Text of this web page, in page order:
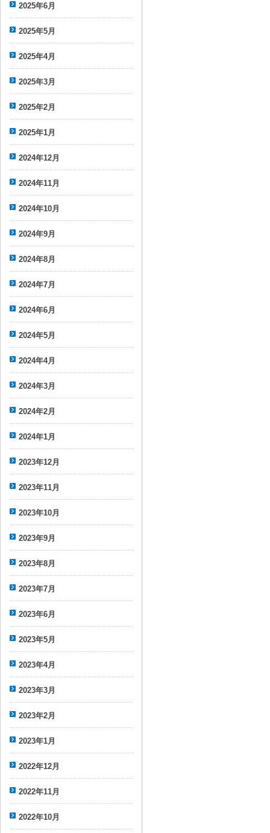
2025年6月
2025年5月
2025年4月
2025年3月
2025年2月
2025年1月
2024年12月
2024年11月
2024年10月
2024年9月
2024年8月
2024年7月
2024年6月
2024年5月
2024年4月
2024年3月
2024年2月
2024年1月
2023年12月
2023年11月
2023年10月
2023年9月
2023年8月
2023年7月
2023年6月
2023年5月
2023年4月
2023年3月
2023年2月
2023年1月
2022年12月
2022年11月
2022年10月